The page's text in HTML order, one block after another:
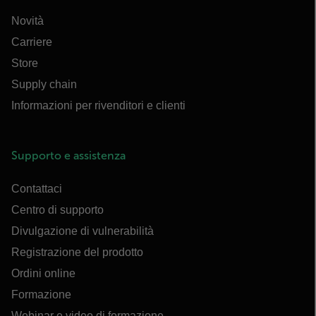
Novità
Carriere
Store
Supply chain
Informazioni per rivenditori e clienti
Supporto e assistenza
Contattaci
Centro di supporto
Divulgazione di vulnerabilità
Registrazione del prodotto
Ordini online
Formazione